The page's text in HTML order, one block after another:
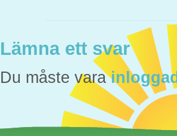
Lämna ett svar
Du måste varainloggad